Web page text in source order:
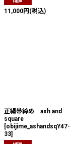
11,000円 (税込)
正絹帯締め ash and
square
[obijime_ashandsqY47-
33]